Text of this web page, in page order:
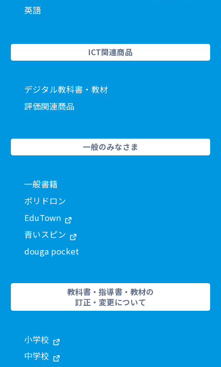
英語
ICT関連商品
デジタル教科書・教材
評価関連商品
一般のみなさま
一般書籍
ポリドロン
EduTown
青いスピン
douga pocket
教科書・指導書・教材の
訂正・変更について
小学校
中学校